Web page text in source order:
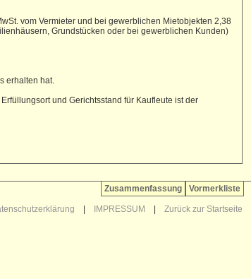
vom Vermieter und bei gewerblichen Mietobjekten 2,38
Grundstücken oder bei gewerblichen Kunden)
erhalten hat.
und Gerichtsstand für Kaufleute ist der
Vormerkliste
Zusammenfassung
| IMPRESSUM | Zurück zur Startseite